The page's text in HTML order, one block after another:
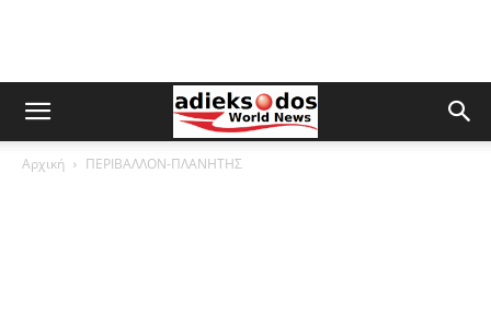
Αρχική ΠΕΡΙΒΑΛΛΟΝ-ΠΛΑΝΗΤΗΣ